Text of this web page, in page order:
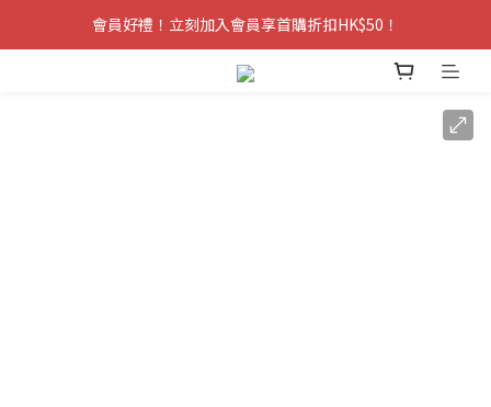
會員好禮！立刻加入會員享首購折扣HK$50！